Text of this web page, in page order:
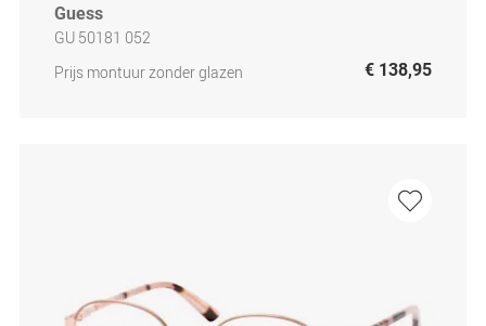
Guess
GU 50181 052
Prijs montuur zonder glazen
€ 138,95